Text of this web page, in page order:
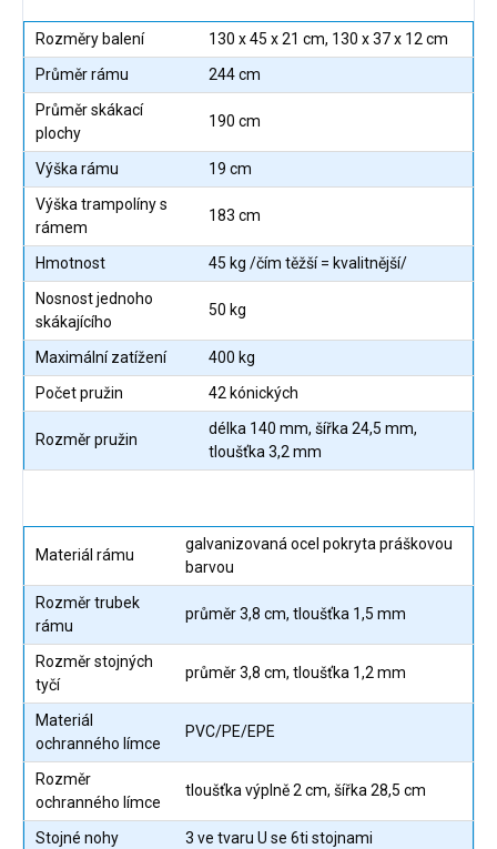
Rozměry balení
130 x 45 x 21 cm, 130 x 37 x 12 cm
Průměr rámu
244 cm
Průměr skákací
plochy
190 cm
Výška rámu
19 cm
Výška trampolíny s
rámem
183 cm
Hmotnost
45 kg /čím těžší = kvalitnější/
Nosnost jednoho
skákajícího
50 kg
Maximální zatížení
400 kg
Počet pružin
42 kónických
Rozměr pružin
délka 140 mm, šířka 24,5 mm,
tloušťka 3,2 mm
Materiál rámu
galvanizovaná ocel pokryta práškovou
barvou
Rozměr trubek
rámu
průměr 3,8 cm, tloušťka 1,5 mm
Rozměr stojných
tyčí
průměr 3,8 cm, tloušťka 1,2 mm
Materiál
ochranného límce
PVC/PE/EPE
Rozměr
ochranného límce
tloušťka výplně 2 cm, šířka 28,5 cm
Stojné nohy
3 ve tvaru U se 6ti stojnami